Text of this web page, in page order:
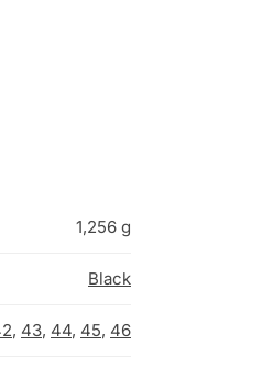
1,256 g
Black
, 43, 44, 45, 46